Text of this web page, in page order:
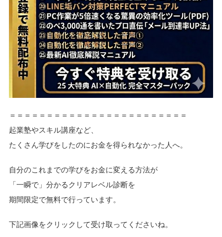
＝＝＝＝＝＝＝＝＝＝＝＝＝＝＝＝＝＝＝＝＝＝＝＝
起業塾やスキル講座など、
たくさん学びをしたのにお金を得られなかった人へ。
自分のこれまでの学びをお金に変える方法が
「一瞬で」分かるクリアレベル診断を
期間限定で無料で行っています。
下記画像をクリックして受け取ってくださいね。